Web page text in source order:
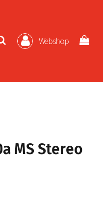
Webshop
MS Stereo